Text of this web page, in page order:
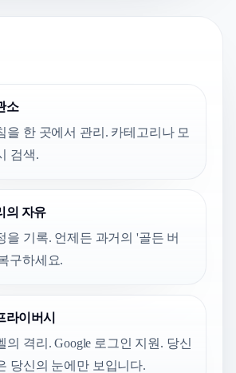
소
을 한 곳에서 관리. 카테고리나 모
검색.
의 자유
을 기록. 언제든 과거의 '골든 버
구하세요.
라이버시
의 격리. Google 로그인 지원. 당신
당신의 눈에만 보입니다.